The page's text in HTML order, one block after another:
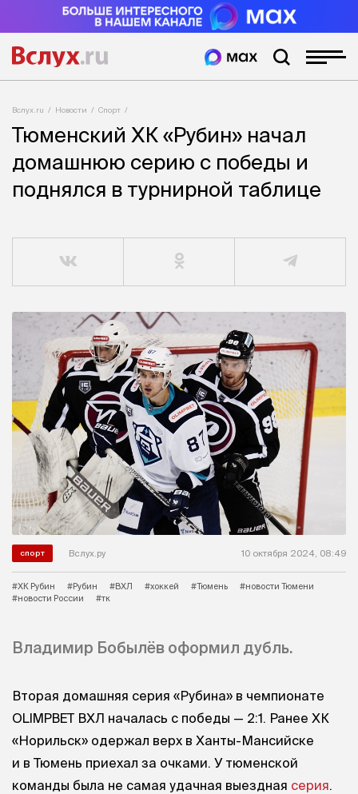
Вслух.ru Новости Спорт
Тюменский ХК «Рубин» начал
домашнюю серию с победы и
поднялся в турнирной таблице
спорт Вслух.ру 10 октября 2024, 08:49
#ХК Рубин #Рубин #ВХЛ #хоккей #Тюмень
#новости Тюмени
#новости России
#тк
Владимир Бобылёв оформил дубль.
Вторая домашняя серия «Рубина» в чемпионате
OLIMPBET ВХЛ началась с победы — 2:1. Ранее ХК
«Норильск» одержал верх в Ханты-Мансийске
и в Тюмень приехал за очками. У тюменской
команды была не самая удачная выездная серия.